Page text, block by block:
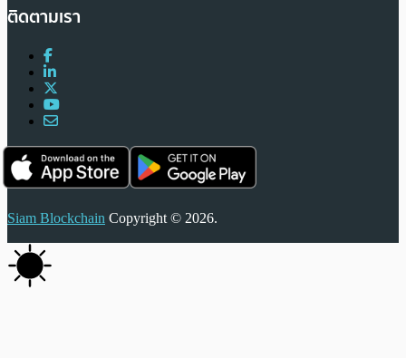
ติดตามเรา
Siam Blockchain Copyright © 2026.